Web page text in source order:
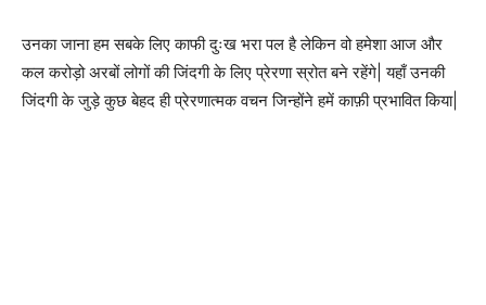
उनका जाना हम सबके लिए काफी दुःख भरा पल है लेकिन वो हमेशा आज और
कल करोड़ो अरबों लोगों की जिंदगी के लिए प्रेरणा स्रोत बने रहेंगे| यहाँ उनकी
जिंदगी के जुड़े कुछ बेहद ही प्रेरणात्मक वचन जिन्होंने हमें काफ़ी प्रभावित किया|